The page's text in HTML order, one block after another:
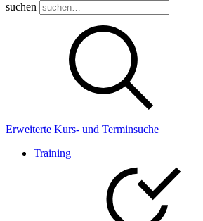
suchen
Erweiterte Kurs- und Terminsuche
Training